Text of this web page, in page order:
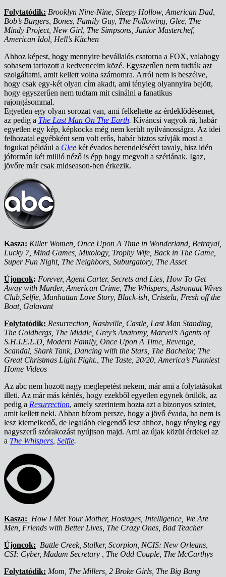
Folytatódik: Brooklyn Nine-Nine, Sleepy Hollow, American Dad,
Bob’s Burgers, Bones, Family Guy, The Following, Glee, The
Mindy Project, New Girl, The Simpsons, Junior Masterchef,
American Idol, Hell’s Kitchen
Ahhoz képest, hogy mennyire bevállalós csatorna a FOX, valahogy
sohasem tartozott a kedvenceim közé. Egyszerűen nem tudták azt
szolgáltatni, amit kellett volna számomra. Arról nem is beszélve,
hogy csak egy-két olyan cím akadt, ami tényleg olyannyira bejött,
hogy egyszerűen nem tudtam mit csinálni a fanatikus
rajongásommal.
Egyetlen egy olyan sorozat van, ami felkeltette az érdeklődésemet,
az pedig a The Last Man On The Earth. Kíváncsi vagyok rá, habár
egyetlen egy kép, képkocka még nem került nyilvánosságra. Az idei
felhozatal egyébként sem volt erős, habár biztos szívják most a
fogukat például a Glee két évados berendeléséért tavaly, hisz idén
jóformán két millió néző is épp hogy megvolt a szériának. Igaz,
jövőre már csak midseason-ben érkezik.
Kasza: Killer Women, Once Upon A Time in Wonderland, Betrayal,
Lucky 7, Mind Games, Mixology, Trophy Wife, Back in The Game,
Super Fun Night, The Neighbors, Suburgatory, The Asset
Újoncok: Forever, Agent Carter, Secrets and Lies, How To Get
Away with Murder, American Crime, The Whispers, Astronaut Wives
Club,Selfie, Manhattan Love Story, Black-ish, Cristela, Fresh off the
Boat, Galavant
Folytatódik: Resurrection, Nashville, Castle, Last Man Standing,
The Goldbergs, The Middle, Grey’s Anatomy, Marvel’s Agents of
S.H.I.E.L.D, Modern Family, Once Upon A Time, Revenge,
Scandal, Shark Tank, Dancing with the Stars, The Bachelor, The
Great Christmas Light Fight., The Taste, 20/20, America’s Funniest
Home Videos
Az abc nem hozott nagy meglepetést nekem, már ami a folytatásokat
illeti. Az már más kérdés, hogy ezekből egyetlen egynek örülök, az
pedig a Resurrection, amely szerintem hozta azt a bizonyos szintet,
amit kellett neki. Abban bízom persze, hogy a jövő évada, ha nem is
lesz kiemelkedő, de legalább elegendő lesz ahhoz, hogy tényleg egy
nagyszerű szórakozást nyújtson majd. Ami az újak közül érdekel az
a The Whispers Selfie.
Kasza: How I Met Your Mother, Hostages, Intelligence, We Are
Men, Friends with Better Lives, The Crazy Ones, Bad Teacher
Újoncok: Battle Creek, Stalker, Scorpion, NCIS: New Orleans,
CSI: Cyber, Madam Secretary , The Odd Couple, The McCarthys
Folytatódik: Mom, The Millers, 2 Broke Girls, The Big Bang